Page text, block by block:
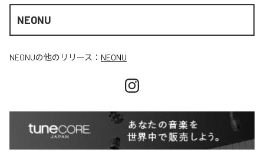
NEONU
NEONUの他のリリース： NEONU